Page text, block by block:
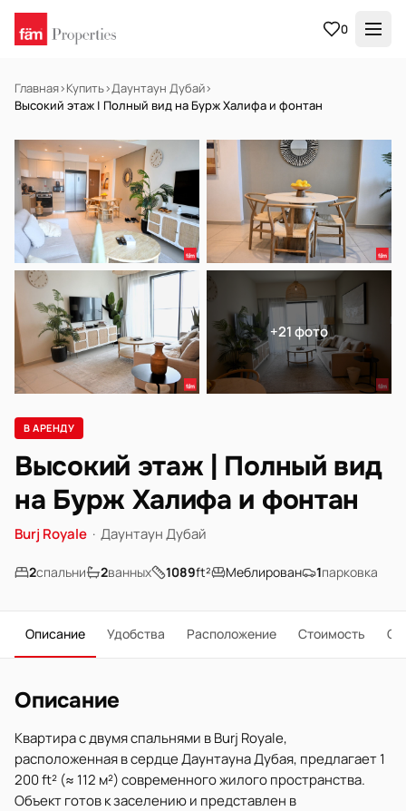
0
Главная›Купить›Даунтаун Дубай›
Высокий этаж | Полный вид на Бурж Халифа и фонтан
В АРЕНДУ Готов к заселению
+21 фото
В АРЕНДУ
Высокий этаж | Полный вид
на Бурж Халифа и фонтан
Burj Royale · Даунтаун Дубай
2спальни 2ванных 1089ft² Меблирован 1парковка
Описание Удобства Расположение Стоимость О
Описание
Квартира с двумя спальнями в Burj Royale,
расположенная в сердце Даунтауна Дубая, предлагает 1
200 ft² (≈ 112 м²) современного жилого пространства.
Объект готов к заселению и представлен в